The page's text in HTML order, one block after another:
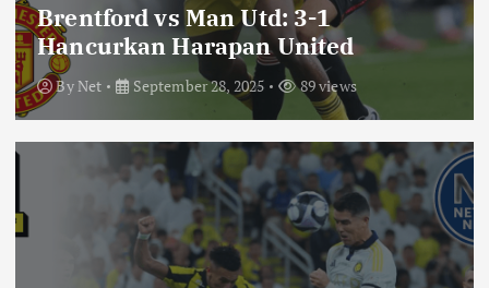
Brentford vs Man Utd: 3-1
Hancurkan Harapan United
ByNet September 28, 2025 89 views